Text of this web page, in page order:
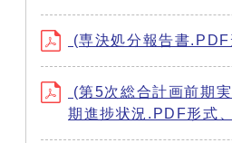
(専決処分報告書
(第5次総合計画前期
期進捗状況.PDF形式